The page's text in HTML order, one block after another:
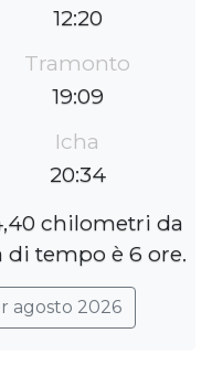
12:20
Tramonto
19:09
Icha
20:34
chilometri da
di tempo è 6 ore.
agosto 2026